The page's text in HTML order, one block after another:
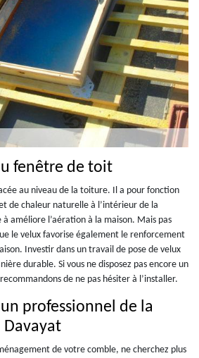
fenêtre de toit
au niveau de la toiture. Il a pour fonction
de chaleur naturelle à l’intérieur de la
améliore l’aération à la maison. Mais pas
le velux favorise également le renforcement
Investir dans un travail de pose de velux
durable. Si vous ne disposez pas encore un
de ne pas hésiter à l’installer.
professionnel de la
Davayat
de votre comble, ne cherchez plus